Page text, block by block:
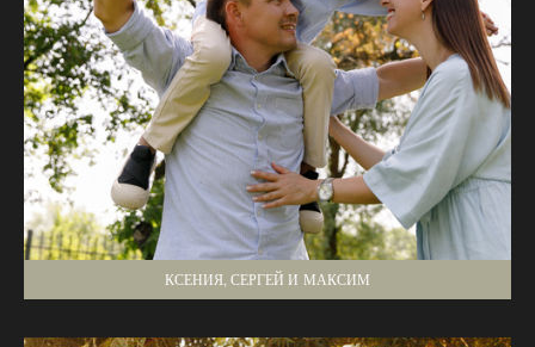
КСЕНИЯ, СЕРГЕЙ И МАКСИМ